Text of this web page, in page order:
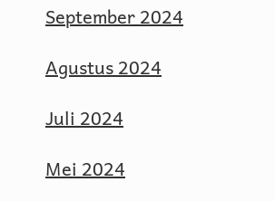
September 2024
Agustus 2024
Juli 2024
Mei 2024